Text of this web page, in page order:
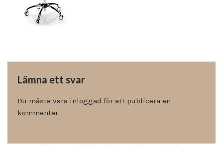
Lämna ett svar
Du måste vara inloggad för att publicera en
kommentar.